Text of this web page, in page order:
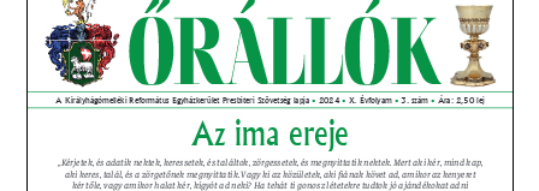
PRESBITERKÉPZÉS
ŐRÁLLÓK
KAPCSOLAT